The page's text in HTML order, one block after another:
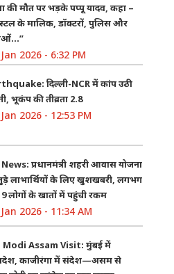
की मौत पर भड़के पप्पू यादव, कहा –
के मालिक, डॉक्टरों, पुलिस और
2026 - 6:32 PM
दिल्ली-NCR में कांप उठी
भूकंप की तीव्रता 2.8
2026 - 12:53 PM
प्रधानमंत्री शहरी आवास योजना
लाभार्थियों के लिए खुशखबरी, लगभग
लोगों के खातों में पहुंची रकम
2026 - 11:34 AM
Modi Assam Visit: मुंबई में
काजीरंगा में संदेश—असम से